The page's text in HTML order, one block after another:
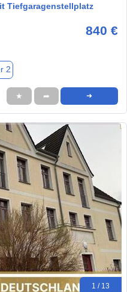
Tiefgaragenstellplatz
840 €
2
★ ➦ ➜
1 / 13